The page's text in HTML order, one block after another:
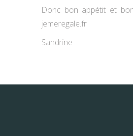
Donc bon appétit et
jemeregale.fr
Sandrine